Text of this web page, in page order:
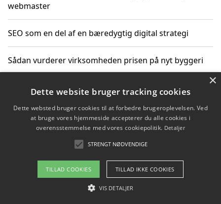
webmaster
SEO som en del af en bæredygtig digital strategi
Sådan vurderer virksomheden prisen på nyt byggeri
Sådan får du hjælp til en hjemmeside uden binding
Copyright 2026 - Pilanto Aps
Om / kontakt
Blog Betingelser
×
Dette website bruger tracking cookies
Dette websted bruger cookies til at forbedre brugeroplevelsen. Ved
at bruge vores hjemmeside accepterer du alle cookies i
overensstemmelse med vores cookiepolitik. Detaljer
STRENGT NØDVENDIGE
TILLAD COOKIES TILLAD IKKE COOKIES
VIS DETALJER